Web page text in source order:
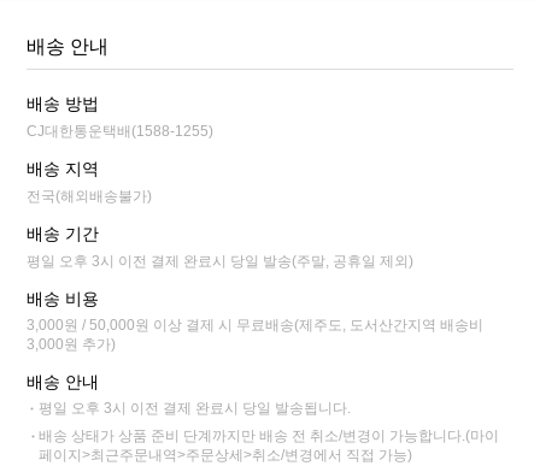
배송 안내
배송 방법
CJ대한통운택배(1588-1255)
배송 지역
전국(해외배송불가)
배송 기간
평일 오후 3시 이전 결제 완료시 당일 발송(주말, 공휴일 제외)
배송 비용
3,000원 / 50,000원 이상 결제 시 무료배송(제주도, 도서산간지역 배송비
3,000원 추가)
배송 안내
평일 오후 3시 이전 결제 완료시 당일 발송됩니다.
배송 상태가 상품 준비 단계까지만 배송 전 취소/변경이 가능합니다.(마이
페이지>최근주문내역>주문상세>취소/변경에서 직접 가능)